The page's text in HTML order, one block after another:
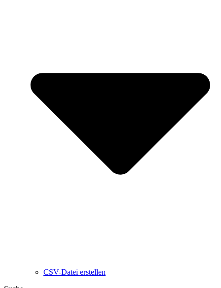
CSV-Datei erstellen